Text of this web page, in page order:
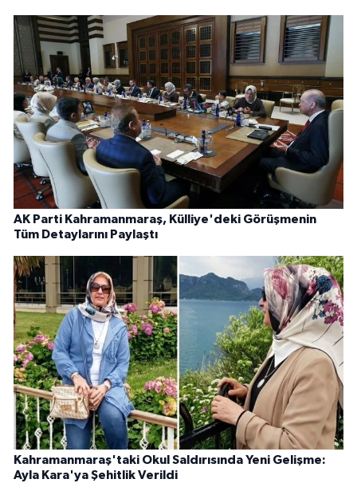
AK Parti Kahramanmaraş, Külliye'deki Görüşmenin
Tüm Detaylarını Paylaştı
Kahramanmaraş'taki Okul Saldırısında Yeni Gelişme:
Ayla Kara'ya Şehitlik Verildi